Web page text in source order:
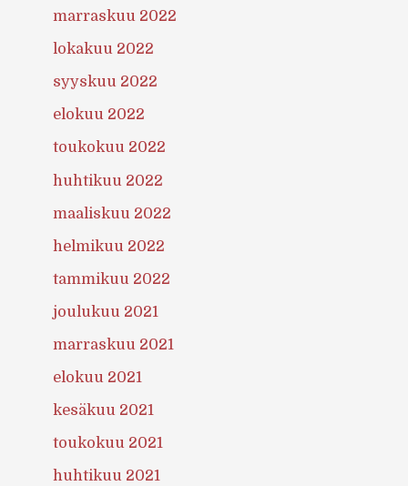
marraskuu 2022
lokakuu 2022
syyskuu 2022
elokuu 2022
toukokuu 2022
huhtikuu 2022
maaliskuu 2022
helmikuu 2022
tammikuu 2022
joulukuu 2021
marraskuu 2021
elokuu 2021
kesäkuu 2021
toukokuu 2021
huhtikuu 2021